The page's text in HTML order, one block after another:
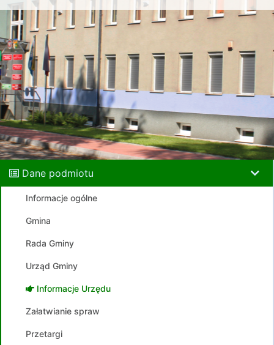
Dane podmiotu
Informacje ogólne
Gmina
Rada Gminy
Urząd Gminy
Informacje Urzędu
Załatwianie spraw
Przetargi